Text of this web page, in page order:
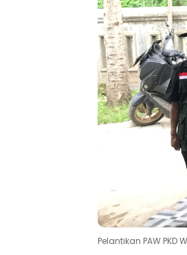
Pelantikan PAW